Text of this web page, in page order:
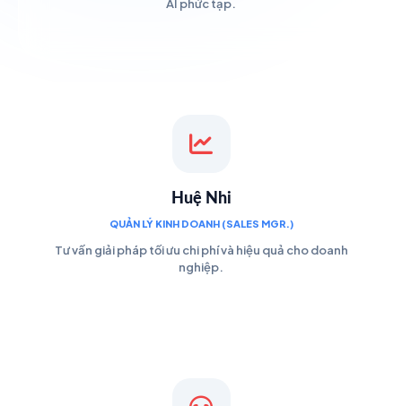
AI phức tạp.
Huệ Nhi
QUẢN LÝ KINH DOANH (SALES MGR.)
Tư vấn giải pháp tối ưu chi phí và hiệu quả cho doanh
nghiệp.